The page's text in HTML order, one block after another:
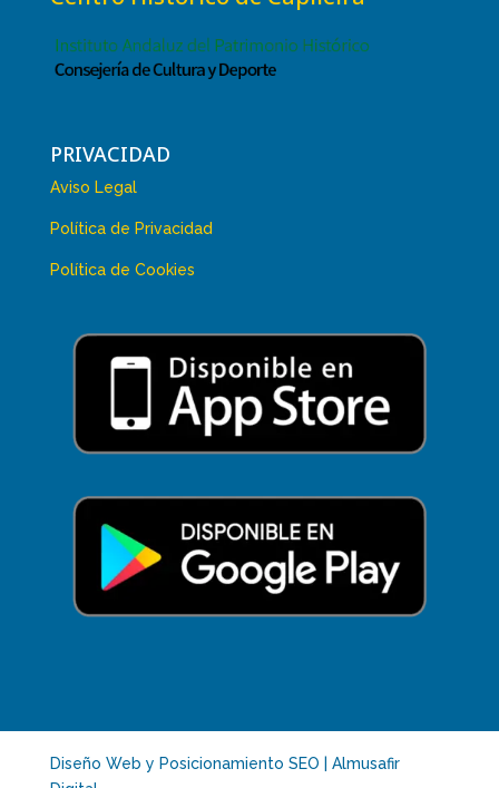
PRIVACIDAD
Aviso Legal
Política de Privacidad
Política de Cookies
Diseño Web y Posicionamiento SEO | Almusafir